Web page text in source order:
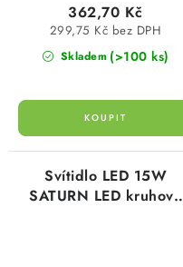
Skladem (>100 ks)
299,75 Kč bez DPH
362,70 Kč
Svítidlo LED 15W
SATURN LED kruhové